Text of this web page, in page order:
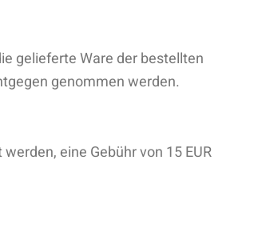
gelieferte Ware der bestellten
genommen werden.
eine Gebühr von 15 EUR